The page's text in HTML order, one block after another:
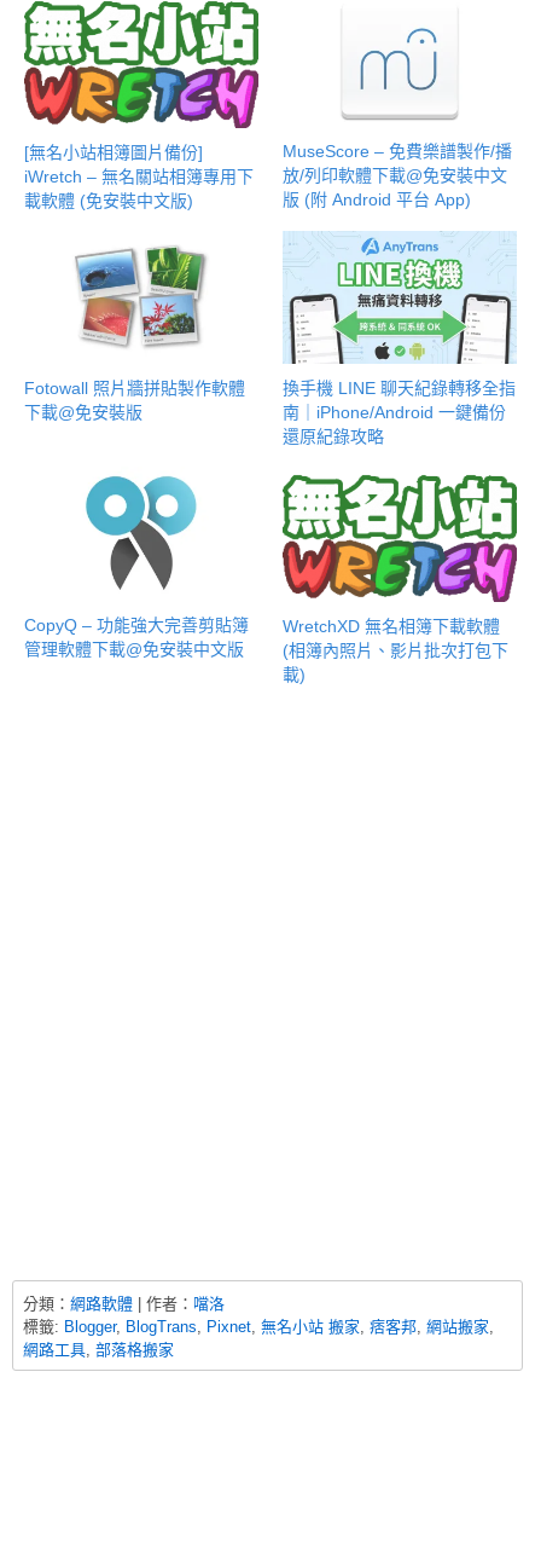
[無名小站相簿圖片備份]
iWretch – 無名關站相簿專用下
載軟體 (免安裝中文版)
MuseScore – 免費樂譜製作/播
放/列印軟體下載@免安裝中文
版 (附 Android 平台 App)
Fotowall 照片牆拼貼製作軟體
下載@免安裝版
換手機 LINE 聊天紀錄轉移全指
南｜iPhone/Android 一鍵備份
還原紀錄攻略
CopyQ – 功能強大完善剪貼簿
管理軟體下載@免安裝中文版
WretchXD 無名相簿下載軟體
(相簿內照片、影片批次打包下
載)
分類： 網路軟體 | 作者： 噹洛
標籤: Blogger, BlogTrans Pixnet 無名小站 搬家 痞客邦 網站搬家
網路工具 部落格搬家